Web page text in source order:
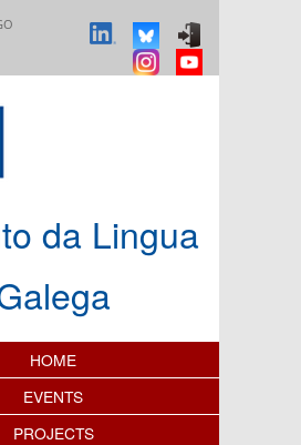
da Lingua
HOME
EVENTS
PROJECTS